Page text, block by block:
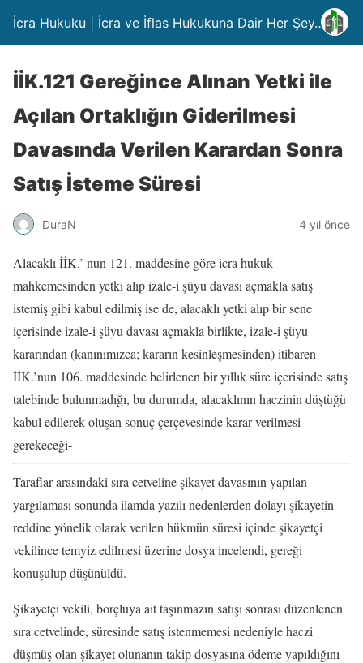
İcra Hukuku | İcra ve İflas Hukukuna Dair Her Şey….
İİK.121 Gereğince Alınan Yetki ile
Açılan Ortaklığın Giderilmesi
Davasında Verilen Karardan Sonra
Satış İsteme Süresi
DuraN 4 yıl önce
Alacaklı İİK.’ nun 121. maddesine göre icra hukuk
mahkemesinden yetki alıp izale-i şüyu davası açmakla satış
istemiş gibi kabul edilmiş ise de, alacaklı yetki alıp bir sene
içerisinde izale-i şüyu davası açmakla birlikte, izale-i şüyu
kararından (kanınımızca; kararın kesinleşmesinden) itibaren
İİK.’nun 106. maddesinde belirlenen bir yıllık süre içerisinde satış
talebinde bulunmadığı, bu durumda, alacaklının haczinin düştüğü
kabul edilerek oluşan sonuç çerçevesinde karar verilmesi
gerekeceği-
Taraflar arasındaki sıra cetveline şikayet davasının yapılan
yargılaması sonunda ilamda yazılı nedenlerden dolayı şikayetin
reddine yönelik olarak verilen hükmün süresi içinde şikayetçi
vekilince temyiz edilmesi üzerine dosya incelendi, gereği
konuşulup düşünüldü.
Şikayetçi vekili, borçluya ait taşınmazın satışı sonrası düzenlenen
sıra cetvelinde, süresinde satış istenmemesi nedeniyle haczi
düşmüş olan şikayet olunanın takip dosyasına ödeme yapıldığını